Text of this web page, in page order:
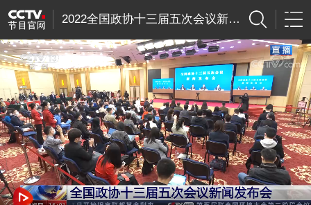
2022全国政协十三届五次会议新闻发布会